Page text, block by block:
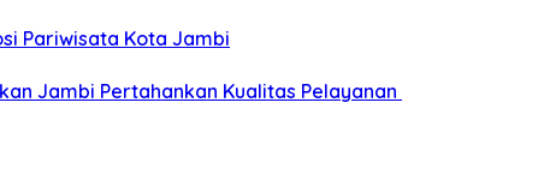
Pariwisata Kota Jambi
Jambi Pertahankan Kualitas Pelayanan